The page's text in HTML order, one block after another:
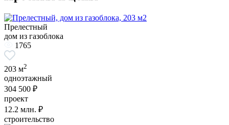
Прелестный
дом из газоблока
1765
203 м2
одноэтажный
304 500 ₽
проект
12.2 млн. ₽
строительство